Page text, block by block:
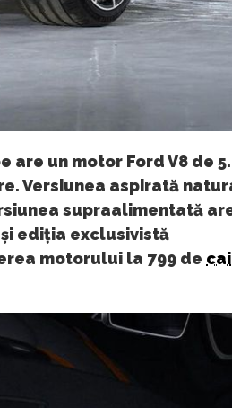
are un motor Ford V8 de
Versiunea aspirată
supraalimentată
și ediția exclusivistă
motorului la 799 de cai